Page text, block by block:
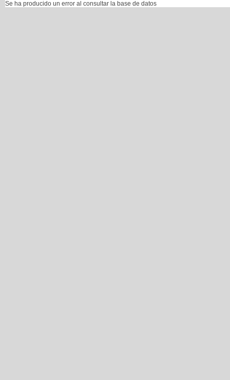
Se ha producido un error al consultar la base de datos